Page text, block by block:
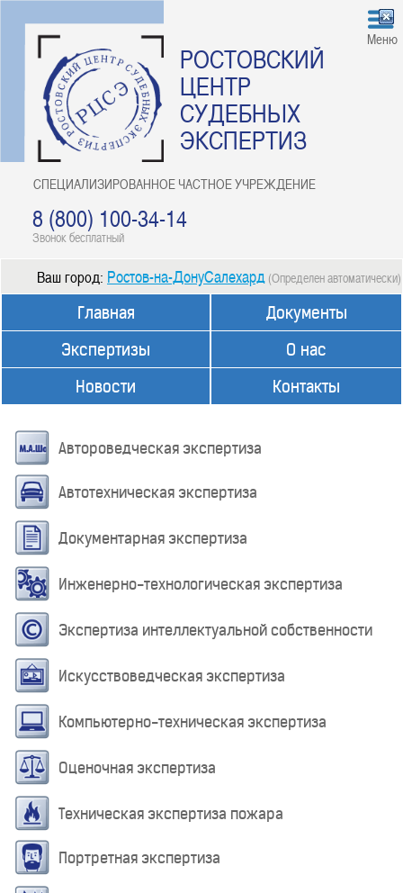
РОСТОВСКИЙ
ЦЕНТР
СУДЕБНЫХ
ЭКСПЕРТИЗ
СПЕЦИАЛИЗИРОВАННОЕ ЧАСТНОЕ УЧРЕЖДЕНИЕ
8 (800) 100-34-14
Звонок бесплатный
Меню
Ваш город: Ростов-на-ДонуСалехард (Определен автоматически)
Главная
Экспертизы
Новости
Документы
О нас
Контакты
Автороведческая экспертиза
Автотехническая экспертиза
Документарная экспертиза
Инженерно-технологическая экспертиза
Экспертиза интеллектуальной собственности
Искусствоведческая экспертиза
Компьютерно-техническая экспертиза
Оценочная экспертиза
Техническая экспертиза пожара
Портретная экспертиза